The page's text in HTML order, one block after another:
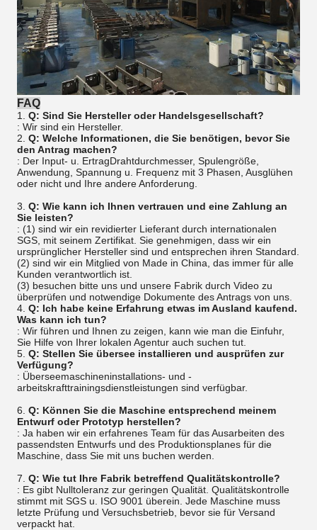
FAQ
1. Q: Sind Sie Hersteller oder Handelsgesellschaft?
: Wir sind ein Hersteller.
2. Q: Welche Informationen, die Sie benötigen, bevor Sie
den Antrag machen?
: Der Input- u. ErtragDrahtdurchmesser, Spulengröße,
Anwendung, Spannung u. Frequenz mit 3 Phasen, Ausglühen
oder nicht und Ihre andere Anforderung.
3. Q: Wie kann ich Ihnen vertrauen und eine Zahlung an
Sie leisten?
: (1) sind wir ein revidierter Lieferant durch internationalen
SGS, mit seinem Zertifikat. Sie genehmigen, dass wir ein
ursprünglicher Hersteller sind und entsprechen ihren Standard.
(2) sind wir ein Mitglied von Made in China, das immer für alle
Kunden verantwortlich ist.
(3) besuchen bitte uns und unsere Fabrik durch Video zu
überprüfen und notwendige Dokumente des Antrags von uns.
4. Q: Ich habe keine Erfahrung etwas im Ausland kaufend.
Was kann ich tun?
: Wir führen und Ihnen zu zeigen, kann wie man die Einfuhr,
Sie Hilfe von Ihrer lokalen Agentur auch suchen tut.
5. Q: Stellen Sie übersee installieren und ausprüfen zur
Verfügung?
: Überseemaschineninstallations- und -
arbeitskrafttrainingsdienstleistungen sind verfügbar.
6. Q: Können Sie die Maschine entsprechend meinem
Entwurf oder Prototyp herstellen?
: Ja haben wir ein erfahrenes Team für das Ausarbeiten des
passendsten Entwurfs und des Produktionsplanes für die
Maschine, dass Sie mit uns buchen werden.
7. Q: Wie tut Ihre Fabrik betreffend Qualitätskontrolle?
: Es gibt Nulltoleranz zur geringen Qualität. Qualitätskontrolle
stimmt mit SGS u. ISO 9001 überein. Jede Maschine muss
letzte Prüfung und Versuchsbetrieb, bevor sie für Versand
verpackt hat.